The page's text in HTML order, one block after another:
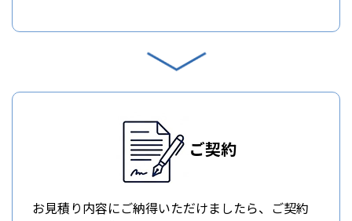
ご契約
お見積り内容にご納得いただけましたら、ご契約